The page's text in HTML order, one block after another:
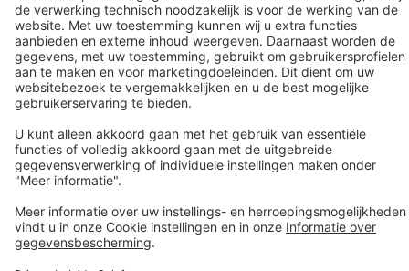
Dräger klantenservice
Over Dräger
Bestellen in onze webshop
Community